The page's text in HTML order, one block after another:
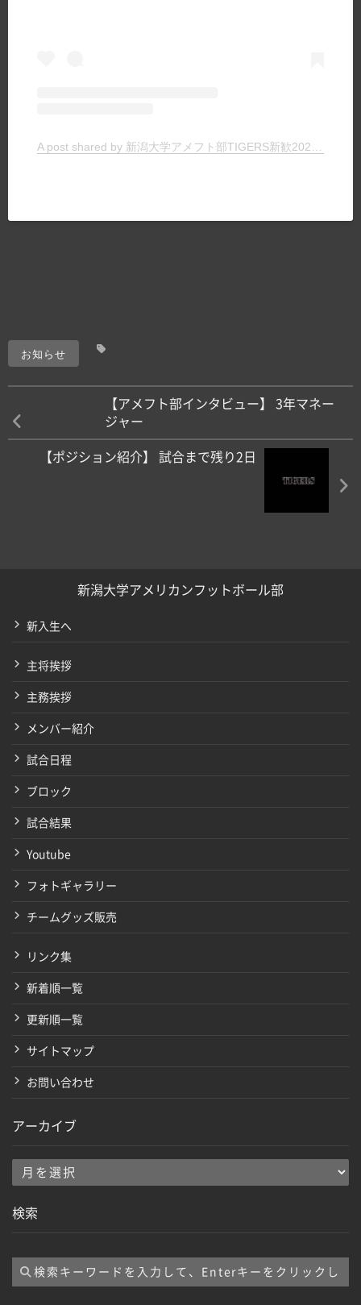
お知らせ
【アメフト部インタビュー】 3年マネー
ジャー
【ポジション紹介】 試合まで残り2日️
新潟大学アメリカンフットボール部
新入生へ
主将挨拶
主務挨拶
メンバー紹介
試合日程
ブロック
試合結果
Youtube
フォトギャラリー
チームグッズ販売
リンク集
新着順一覧
更新順一覧
サイトマップ
お問い合わせ
アーカイブ
ア
カ
ブ
検索